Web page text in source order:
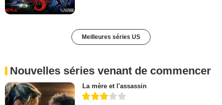
Meilleures séries US
Nouvelles séries venant de commencer
La mère et l'assassin